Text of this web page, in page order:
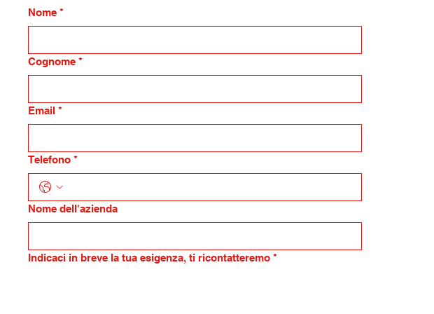
Nome *
Cognome *
Email *
Telefono *
Nome dell'azienda
Indicaci in breve la tua esigenza, ti ricontatteremo *